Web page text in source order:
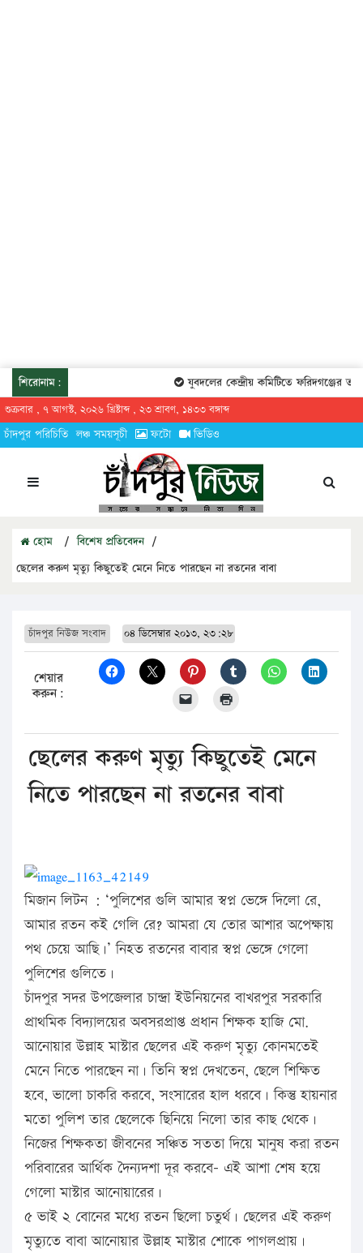
শিরোনাম: যুবদলের কেন্দ্রীয় কমিটিতে ফরিদগঞ্জের তারেকুর
শুক্রবার , ৭ আগস্ট, ২০২৬ খ্রিষ্টাব্দ , ২৩ শ্রাবণ, ১৪৩৩ বঙ্গাব্দ
চাঁদপুর পরিচিতি লঞ্চ সময়সূচী ফটো ভিডিও
হোম / বিশেষ প্রতিবেদন /
ছেলের করুণ মৃত্যু কিছুতেই মেনে নিতে পারছেন না রতনের বাবা
চাঁদপুর নিউজ সংবাদ ০৪ ডিসেম্বার ২০১৩, ২৩:২৮
শেয়ার
করুন:
ছেলের করুণ মৃত্যু কিছুতেই মেনে
নিতে পারছেন না রতনের বাবা
মিজান লিটন : ‘পুলিশের গুলি আমার স্বপ্ন ভেঙ্গে দিলো রে,
আমার রতন কই গেলি রে? আমরা যে তোর আশার অপেক্ষায়
পথ চেয়ে আছি।’ নিহত রতনের বাবার স্বপ্ন ভেঙ্গে গেলো
পুলিশের গুলিতে।
চাঁদপুর সদর উপজেলার চান্দ্রা ইউনিয়নের বাখরপুর সরকারি
প্রাথমিক বিদ্যালয়ের অবসরপ্রাপ্ত প্রধান শিক্ষক হাজি মো.
আনোয়ার উল্লাহ মাস্টার ছেলের এই করুণ মৃত্যু কোনমতেই
মেনে নিতে পারছেন না। তিনি স্বপ্ন দেখতেন, ছেলে শিক্ষিত
হবে, ভালো চাকরি করবে, সংসারের হাল ধরবে। কিন্তু হায়নার
মতো পুলিশ তার ছেলেকে ছিনিয়ে নিলো তার কাছ থেকে।
নিজের শিক্ষকতা জীবনের সঞ্চিত সততা দিয়ে মানুষ করা রতন
পরিবারের আর্থিক দৈন্যদশা দূর করবে- এই আশা শেষ হয়ে
গেলো মাস্টার আনোয়ারের।
৫ ভাই ২ বোনের মধ্যে রতন ছিলো চতুর্থ। ছেলের এই করুণ
মৃত্যুতে বাবা আনোয়ার উল্লাহ মাস্টার শোকে পাগলপ্রায়।